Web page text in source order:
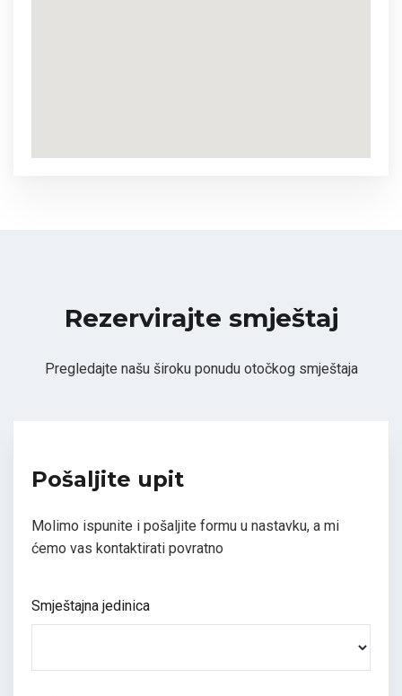
Rezervirajte smještaj
Pregledajte našu široku ponudu otočkog smještaja
Pošaljite upit
Molimo ispunite i pošaljite formu u nastavku, a mi
ćemo vas kontaktirati povratno
Smještajna jedinica